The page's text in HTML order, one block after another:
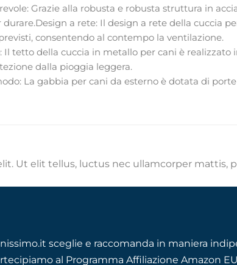
Grazie alla robusta e robusta struttura in
a rete: Il design a rete della cuccia
consentendo al contempo la ventilazione.
Il tetto della cuccia in metallo per cani è
dalla pioggia leggera.
La gabbia per cani da esterno è dotata di
Ut elit tellus, luctus nec ullamcorper mattis,
sceglie e raccomanda in maniera
al Programma Affiliazione Amazon